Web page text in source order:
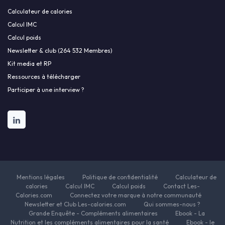
Calculateur de calories
Calcul IMC
Calcul poids
Newsletter & club (264 532 Membres)
Kit media et RP
Ressources à télécharger
Participer à une interview ?
Mentions légales Politique de confidentialité
Calculateur de
calories
Calcul IMC Calcul poids
Contact Les-
Calories.com
Connectez votre marque à notre communauté
Newsletter et Club Les-calories.com
Qui sommes-nous ?
Grande Enquête - Compléments alimentaires
Ebook - La
Nutrition et les compléments alimentaires pour la santé
Ebook - le